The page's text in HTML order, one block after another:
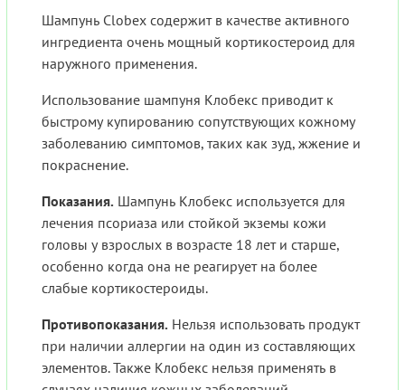
Шампунь Clobex содержит в качестве активного
ингредиента очень мощный кортикостероид для
наружного применения.
Использование шампуня Клобекс приводит к
быстрому купированию сопутствующих кожному
заболеванию симптомов, таких как зуд, жжение и
покраснение.
Показания. Шампунь Клобекс используется для
лечения псориаза или стойкой экземы кожи
головы у взрослых в возрасте 18 лет и старше,
особенно когда она не реагирует на более
слабые кортикостероиды.
Противопоказания. Нельзя использовать продукт
при наличии аллергии на один из составляющих
элементов. Также Клобекс нельзя применять в